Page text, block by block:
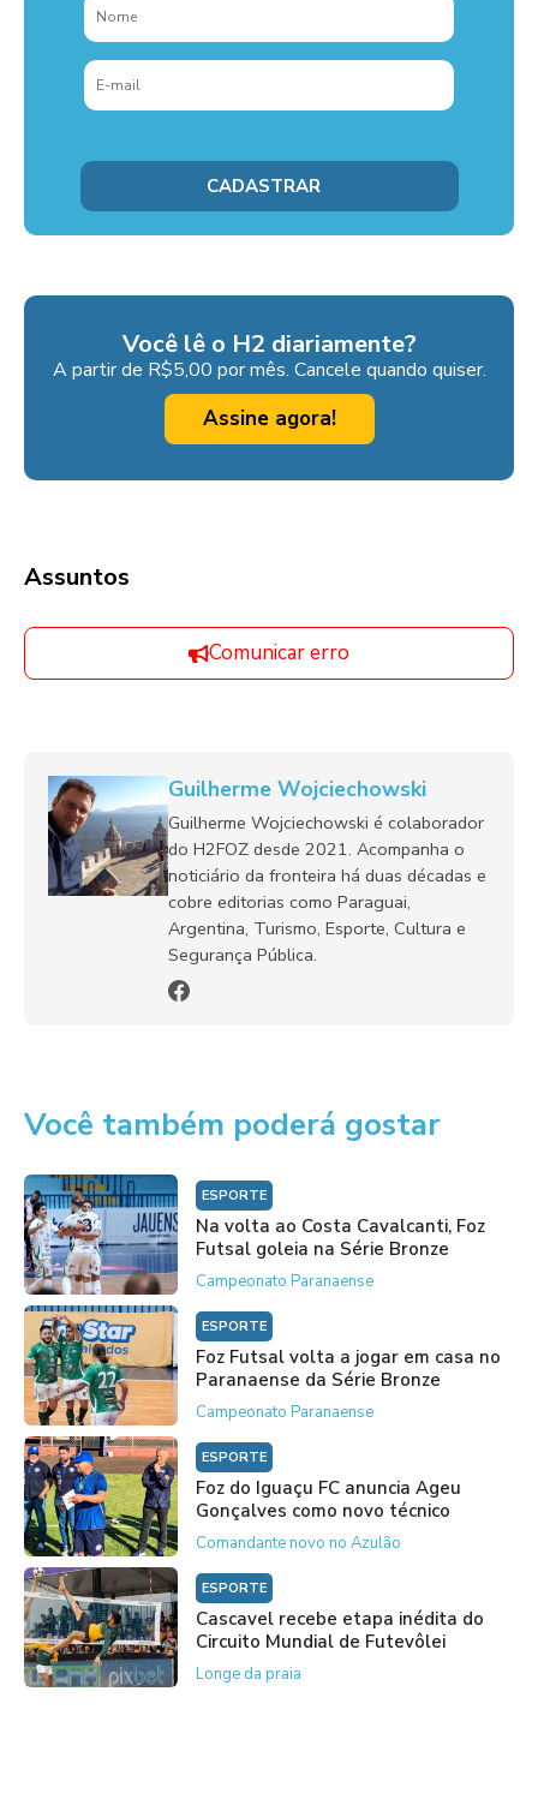
Você lê o H2 diariamente?
A partir de R$5,00 por mês. Cancele quando quiser.
Assine agora!
Assuntos
Comunicar erro
Guilherme Wojciechowski
Guilherme Wojciechowski é colaborador
do H2FOZ desde 2021. Acompanha o
noticiário da fronteira há duas décadas e
cobre editorias como Paraguai,
Argentina, Turismo, Esporte, Cultura e
Segurança Pública.
Você também poderá gostar
ESPORTE
Na volta ao Costa Cavalcanti, Foz
Futsal goleia na Série Bronze
Campeonato Paranaense
ESPORTE
Foz Futsal volta a jogar em casa no
Paranaense da Série Bronze
Campeonato Paranaense
ESPORTE
Foz do Iguaçu FC anuncia Ageu
Gonçalves como novo técnico
Comandante novo no Azulão
ESPORTE
Cascavel recebe etapa inédita do
Circuito Mundial de Futevôlei
Longe da praia